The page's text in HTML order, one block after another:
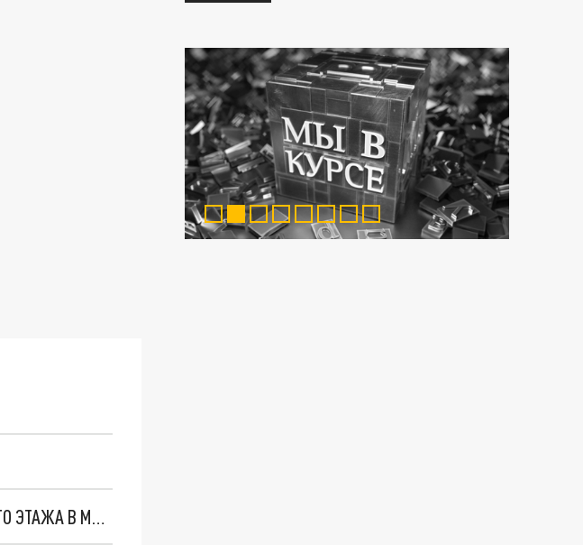
НИКОЛАЮ ЕФРЕМОВУ УДАЛИЛИ ЧАСТЬ КОСТЕЙ ТАЗА ПОСЛЕ ПАДЕНИЯ С ТРЕТЬЕГО ЭТАЖА В МОСКВЕ